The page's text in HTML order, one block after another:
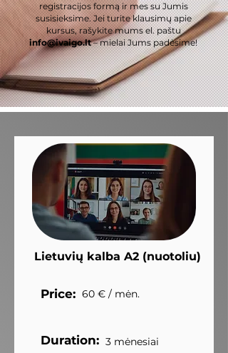
registracijos formą ir mes su Jumis
susisieksime. Jei turite klausimų apie
kursus, rašykite mums el. paštu
info@ivaigo.lt– mielai Jums padėsime!
Lietuvių kalba A2 (nuotoliu)
Price: 60 € / mėn.
Duration: 3 mėnesiai